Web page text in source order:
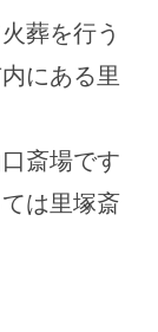
葬を行う
にある里
斎場です
は里塚斎